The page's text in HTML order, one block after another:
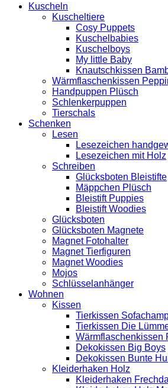
Kuscheln
Kuscheltiere
Cosy Puppets
Kuschelbabies
Kuschelboys
My little Baby
Knautschkissen
Wärmflaschenkissen
Handpuppen Plüsch
Schlenkerpuppen
Tierschals
Schenken
Lesen
Lesezeichen
Lesezeichen mit Holz
Schreiben
Glücksboten Bleistifte
Mäppchen Plüsch
Bleistift Puppies
Bleistift Woodies
Glücksboten
Glücksboten Magnete
Magnet Fotohalter
Magnet Tierfiguren
Magnet Woodies
Mojos
Schlüsselanhänger
Wohnen
Kissen
Tierkissen
Tierkissen Die
Wärmflaschenkissen
Dekokissen Big Boys
Dekokissen Bunte
Kleiderhaken Holz
Kleiderhaken